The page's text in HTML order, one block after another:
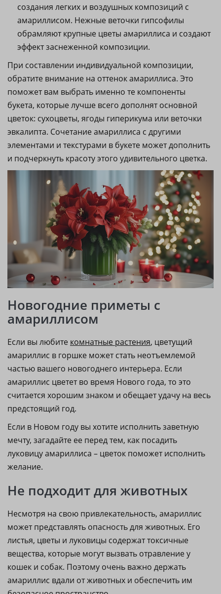
создания легких и воздушных композиций с
амариллисом. Нежные веточки гипсофилы
обрамляют крупные цветы амариллиса и создают
эффект заснеженной композиции.
При составлении индивидуальной композиции,
обратите внимание на оттенок амариллиса. Это
поможет вам выбрать именно те компоненты
букета, которые лучше всего дополнят основной
цветок: сухоцветы, ягоды гиперикума или веточки
эвкалипта. Сочетание амариллиса с другими
элементами и текстурами в букете может дополнить
и подчеркнуть красоту этого удивительного цветка.
Новогодние приметы с
амариллисом
Если вы любите комнатные растения, цветущий
амариллис в горшке может стать неотъемлемой
частью вашего новогоднего интерьера. Если
амариллис цветет во время Нового года, то это
считается хорошим знаком и обещает удачу на весь
предстоящий год.
Если в Новом году вы хотите исполнить заветную
мечту, загадайте ее перед тем, как посадить
луковицу амариллиса – цветок поможет исполнить
желание.
Не подходит для животных
Несмотря на свою привлекательность, амариллис
может представлять опасность для животных. Его
листья, цветы и луковицы содержат токсичные
вещества, которые могут вызвать отравление у
кошек и собак. Поэтому очень важно держать
амариллис вдали от животных и обеспечить им